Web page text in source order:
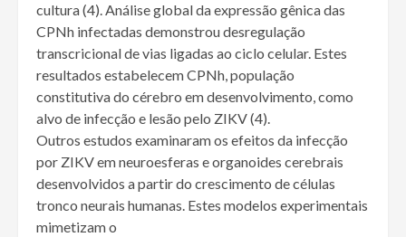
cultura (4). Análise global da expressão gênica das
CPNh infectadas demonstrou desregulação
transcricional de vias ligadas ao ciclo celular. Estes
resultados estabelecem CPNh, população
constitutiva do cérebro em desenvolvimento, como
alvo de infecção e lesão pelo ZIKV (4).
Outros estudos examinaram os efeitos da infecção
por ZIKV em neuroesferas e organoides cerebrais
desenvolvidos a partir do crescimento de células
tronco neurais humanas. Estes modelos experimentais
mimetizam o